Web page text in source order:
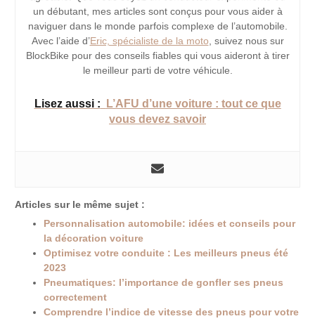
un débutant, mes articles sont conçus pour vous aider à
naviguer dans le monde parfois complexe de l’automobile.
Avec l’aide d’Eric, spécialiste de la moto , suivez nous sur
BlockBike pour des conseils fiables qui vous aideront à tirer
le meilleur parti de votre véhicule.
Lisez aussi :
L’AFU d’une voiture : tout ce que
vous devez savoir
Articles sur le même sujet :
Personnalisation automobile: idées et conseils pour
la décoration voiture
Optimisez votre conduite : Les meilleurs pneus été
2023
Pneumatiques: l’importance de gonfler ses pneus
correctement
Comprendre l’indice de vitesse des pneus pour votre